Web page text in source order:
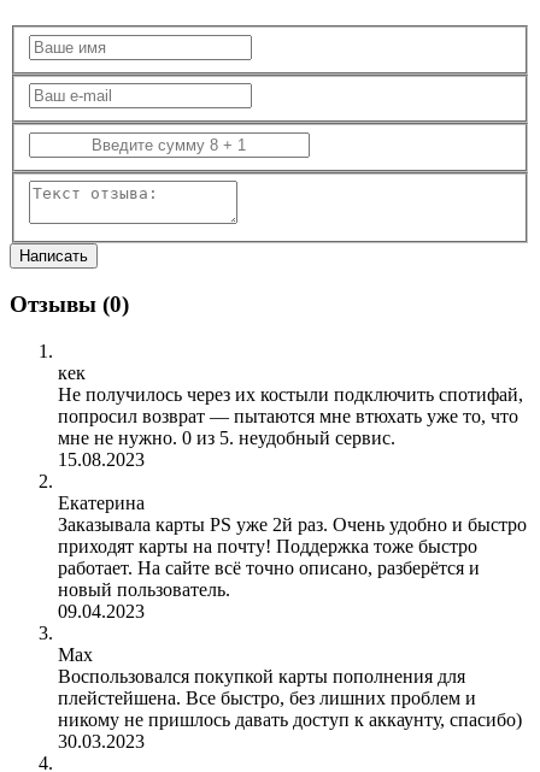
Отзывы (0)
кек
Не получилось через их костыли подключить спотифай,
попросил возврат — пытаются мне втюхать уже то, что
мне не нужно. 0 из 5. неудобный сервис.
15.08.2023
Екатерина
Заказывала карты PS уже 2й раз. Очень удобно и быстро
приходят карты на почту! Поддержка тоже быстро
работает. На сайте всё точно описано, разберётся и
новый пользователь.
09.04.2023
Max
Воспользовался покупкой карты пополнения для
плейстейшена. Все быстро, без лишних проблем и
никому не пришлось давать доступ к аккаунту, спасибо)
30.03.2023